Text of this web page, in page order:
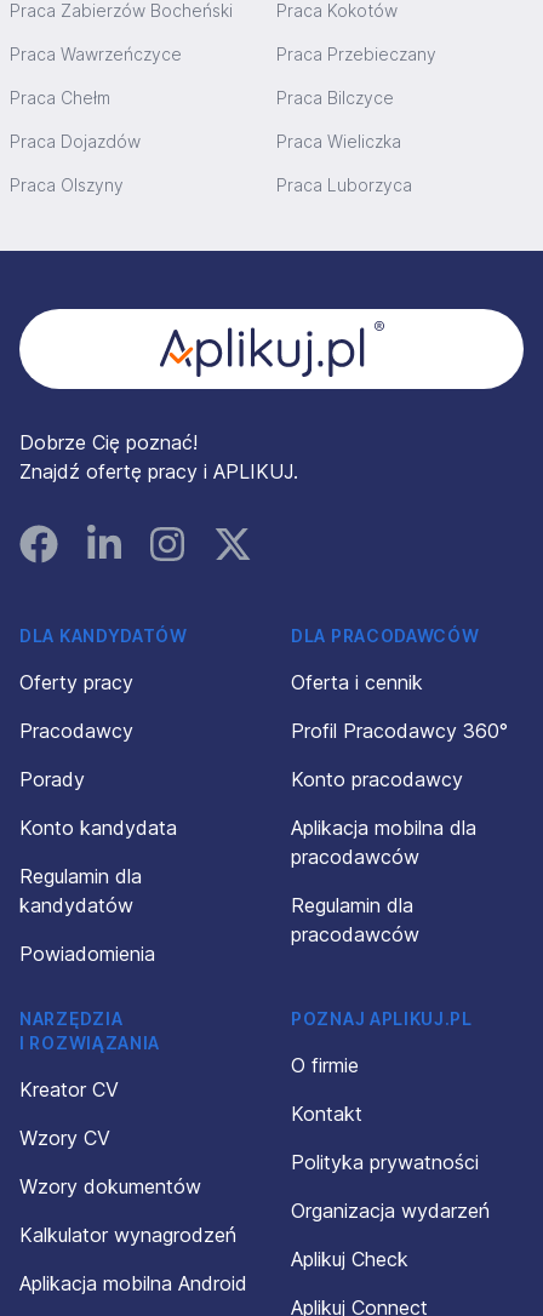
Praca Zabierzów Bocheński Praca Kokotów
Praca Wawrzeńczyce Praca Przebieczany
Praca Chełm Praca Bilczyce
Praca Dojazdów Praca Wieliczka
Praca Olszyny Praca Luborzyca
Dobrze Cię poznać!
Znajdź ofertę pracy i APLIKUJ.
FacebookLinked InInstagramInstagram
DLA KANDYDATÓW
Oferty pracy
Pracodawcy
Porady
Konto kandydata
Regulamin dla
kandydatów
Powiadomienia
DLA PRACODAWCÓW
Oferta i cennik
Profil Pracodawcy 360°
Konto pracodawcy
Aplikacja mobilna dla
pracodawców
Regulamin dla
pracodawców
NARZĘDZIA
I ROZWIĄZANIA
Kreator CV
Wzory CV
Wzory dokumentów
Kalkulator wynagrodzeń
Aplikacja mobilna Android
POZNAJ APLIKUJ.PL
O firmie
Kontakt
Polityka prywatności
Organizacja wydarzeń
Aplikuj Check
Aplikuj Connect